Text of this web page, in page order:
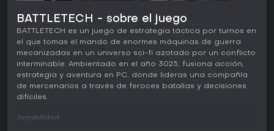
BATTLETECH - sobre el juego
BATTLETECH es un juego de estrategia táctica por turnos en
el que tomas el mando de enormes máquinas de guerra
mecanizadas en un universo sci-fi azotado por un conflicto
interminable. Ambientado en el año 3025, fusiona acción,
estrategia y aventura en PC, donde lideras una compañía
de mercenarios a través de feroces batallas y decisiones
difíciles.
Jugabilidad